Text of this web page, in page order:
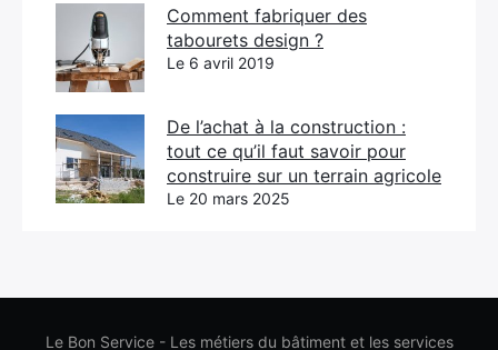
Comment fabriquer des
tabourets design ?
Le 6 avril 2019
De l’achat à la construction :
tout ce qu’il faut savoir pour
construire sur un terrain agricole
Le 20 mars 2025
Le Bon Service - Les métiers du bâtiment et les services